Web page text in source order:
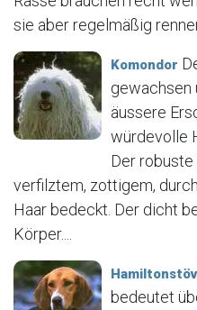
sie aber regelmäßig
Komondor
gewachsen
äussere
würdevolle
Der
verfilztem, zottigem,
Haar bedeckt. Der dicht
Körper....
bedeutet